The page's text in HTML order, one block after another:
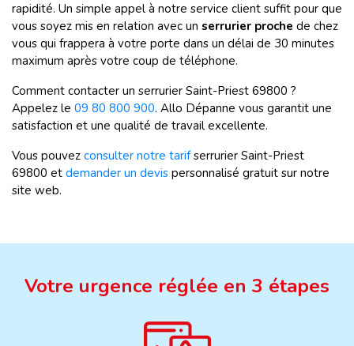
rapidité. Un simple appel à notre service client suffit pour que
vous soyez mis en relation avec un serrurier proche de chez
vous qui frappera à votre porte dans un délai de 30 minutes
maximum après votre coup de téléphone.
Comment contacter un serrurier Saint-Priest 69800 ?
Appelez le 09 80 800 900. Allo Dépanne vous garantit une
satisfaction et une qualité de travail excellente.
Vous pouvez consulter notre tarifserrurier Saint-Priest
69800 et demander un devis personnalisé gratuit sur notre
site web.
Votre urgence réglée en 3 étapes